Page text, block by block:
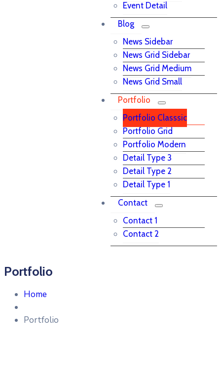
Event Detail
Blog
News Sidebar
News Grid Sidebar
News Grid Medium
News Grid Small
Portfolio
Portfolio Classsic
Portfolio Grid
Portfolio Modern
Detail Type 3
Detail Type 2
Detail Type 1
Contact
Contact 1
Contact 2
Portfolio
Home
Portfolio